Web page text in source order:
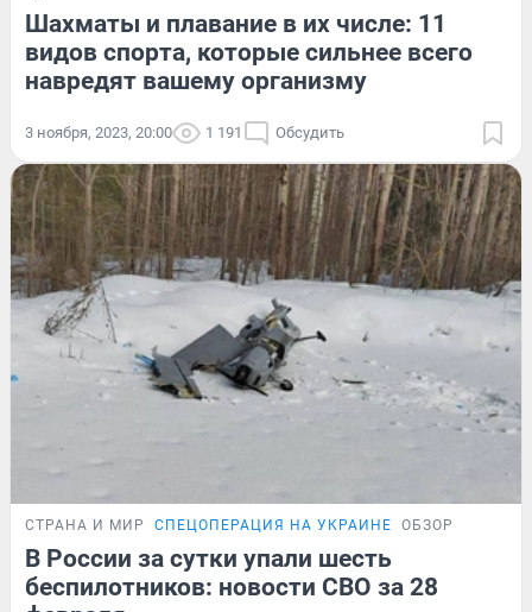
Шахматы и плавание в их числе: 11
видов спорта, которые сильнее всего
навредят вашему организму
3 ноября, 2023, 20:00 1 191 Обсудить
СТРАНА И МИР СПЕЦОПЕРАЦИЯ НА УКРАИНЕ ОБЗОР
В России за сутки упали шесть
беспилотников: новости СВО за 28